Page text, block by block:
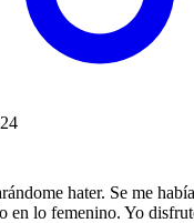
hater. Se me
en lo femenino. ‍Yo